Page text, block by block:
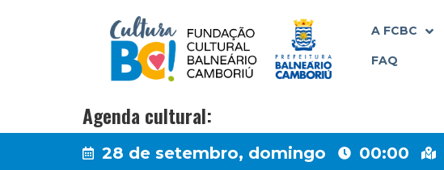
A FCBC
FAQ
Agenda cultural:
28 de setembro, domingo 00:00